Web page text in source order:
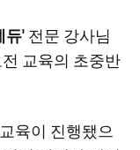
듀' 전문 강사님
교육의 초중반
육이 진행됐으